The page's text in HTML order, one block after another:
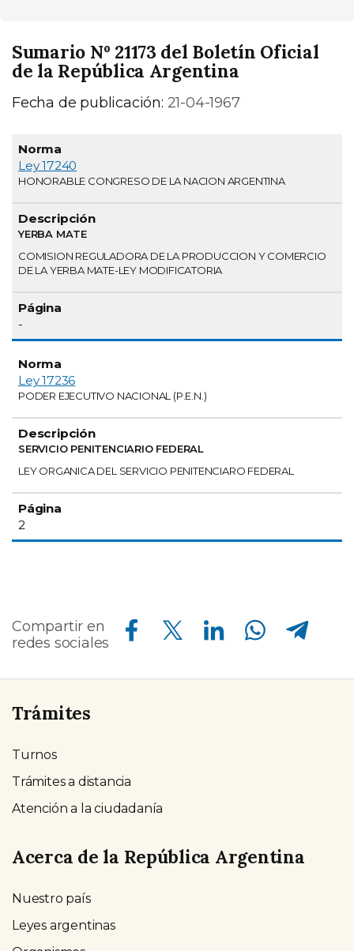
Sumario Nº 21173 del Boletín Oficial
de la República Argentina
Fecha de publicación: 21-04-1967
Normativa
Ley 17240
HONORABLE CONGRESO DE LA NACION ARGENTINA
YERBA MATE
COMISION REGULADORA DE LA PRODUCCION Y COMERCIO
DE LA YERBA MATE-LEY MODIFICATORIA
-
Ley 17236
PODER EJECUTIVO NACIONAL (P.E.N.)
SERVICIO PENITENCIARIO FEDERAL
LEY ORGANICA DEL SERVICIO PENITENCIARO FEDERAL
2
Compartir en
redes sociales
Compartir en Facebook Compartir en Twitter Compartir en Linkedin Compartir en Whatsapp Compartir en Telegram
Trámites
Turnos
Trámites a distancia
Atención a la ciudadanía
Acerca de la República Argentina
Nuestro país
Leyes argentinas